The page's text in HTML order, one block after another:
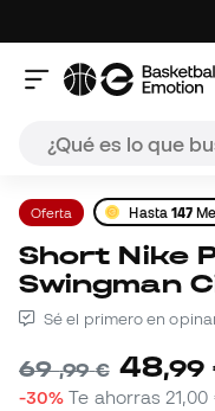
Oferta Hasta 147
Short Nike Phoenix Suns
Swingman
Sé el primero en
69,99 € 48,99
-30% Te ahorras 21,00